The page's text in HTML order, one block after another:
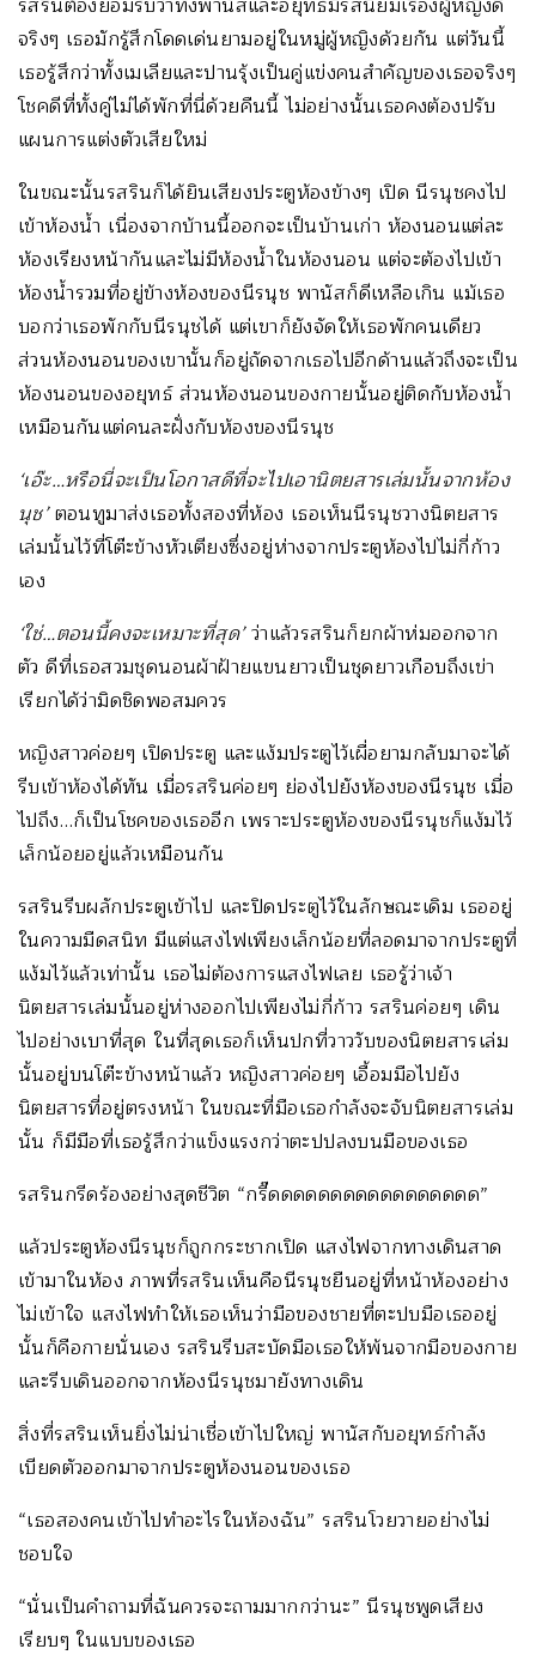
จริงๆ เธอมักรู้สึกโดดเด่นยามอยู่ในหมู่ผู้หญิงด้วยกัน แต่วันนี้
เธอรู้สึกว่าทั้งเมเลียและปานรุ้งเป็นคู่แข่งคนสำคัญของเธอจริงๆ
โชคดีที่ทั้งคู่ไม่ได้พักที่นี่ด้วยคืนนี้ ไม่อย่างนั้นเธอคงต้องปรับ
แผนการแต่งตัวเสียใหม่
ในขณะนั้นรสรินก็ได้ยินเสียงประตูห้องข้างๆ เปิด นีรนุชคงไป
เข้าห้องน้ำ เนื่องจากบ้านนี้ออกจะเป็นบ้านเก่า ห้องนอนแต่ละ
ห้องเรียงหน้ากันและไม่มีห้องน้ำในห้องนอน แต่จะต้องไปเข้า
ห้องน้ำรวมที่อยู่ข้างห้องของนีรนุช พานัสก็ดีเหลือเกิน แม้เธอ
บอกว่าเธอพักกับนีรนุชได้ แต่เขาก็ยังจัดให้เธอพักคนเดียว
ส่วนห้องนอนของเขานั้นก็อยู่ถัดจากเธอไปอีกด้านแล้วถึงจะเป็น
ห้องนอนของอยุทธ์ ส่วนห้องนอนของกายนั้นอยู่ติดกับห้องน้ำ
เหมือนกันแต่คนละฝั่งกับห้องของนีรนุช
‘เอ๊ะ…หรือนี่จะเป็นโอกาสดีที่จะไปเอานิตยสารเล่มนั้นจากห้อง
นุช’ตอนทูมาส่งเธอทั้งสองที่ห้อง เธอเห็นนีรนุชวางนิตยสาร
เล่มนั้นไว้ที่โต๊ะข้างหัวเตียงซึ่งอยู่ห่างจากประตูห้องไปไม่กี่ก้าว
เอง
‘ใช่…ตอนนี้คงจะเหมาะที่สุด’ว่าแล้วรสรินก็ยกผ้าห่มออกจาก
ตัว ดีที่เธอสวมชุดนอนผ้าฝ้ายแขนยาวเป็นชุดยาวเกือบถึงเข่า
เรียกได้ว่ามิดชิดพอสมควร
หญิงสาวค่อยๆ เปิดประตู และแง้มประตูไว้เผื่อยามกลับมาจะได้
รีบเข้าห้องได้ทัน เมื่อรสรินค่อยๆ ย่องไปยังห้องของนีรนุช เมื่อ
ไปถึง…ก็เป็นโชคของเธออีก เพราะประตูห้องของนีรนุชก็แง้มไว้
เล็กน้อยอยู่แล้วเหมือนกัน
รสรินรีบผลักประตูเข้าไป และปิดประตูไว้ในลักษณะเดิม เธออยู่
ในความมืดสนิท มีแต่แสงไฟเพียงเล็กน้อยที่ลอดมาจากประตูที่
แง้มไว้แล้วเท่านั้น เธอไม่ต้องการแสงไฟเลย เธอรู้ว่าเจ้า
นิตยสารเล่มนั้นอยู่ห่างออกไปเพียงไม่กี่ก้าว รสรินค่อยๆ เดิน
ไปอย่างเบาที่สุด ในที่สุดเธอก็เห็นปกที่วาววับของนิตยสารเล่ม
นั้นอยู่บนโต๊ะข้างหน้าแล้ว หญิงสาวค่อยๆ เอื้อมมือไปยัง
นิตยสารที่อยู่ตรงหน้า ในขณะที่มือเธอกำลังจะจับนิตยสารเล่ม
นั้น ก็มีมือที่เธอรู้สึกว่าแข็งแรงกว่าตะปปลงบนมือของเธอ
รสรินกรีดร้องอย่างสุดชีวิต “กรี๊ดดดดดดดดดดดดดดดดด”
แล้วประตูห้องนีรนุชก็ถูกกระชากเปิด แสงไฟจากทางเดินสาด
เข้ามาในห้อง ภาพที่รสรินเห็นคือนีรนุชยืนอยู่ที่หน้าห้องอย่าง
ไม่เข้าใจ แสงไฟทำให้เธอเห็นว่ามือของชายที่ตะปบมือเธออยู่
นั้นก็คือกายนั่นเอง รสรินรีบสะบัดมือเธอให้พ้นจากมือของกาย
และรีบเดินออกจากห้องนีรนุชมายังทางเดิน
สิ่งที่รสรินเห็นยิ่งไม่น่าเชื่อเข้าไปใหญ่ พานัสกับอยุทธ์กำลัง
เบียดตัวออกมาจากประตูห้องนอนของเธอ
“เธอสองคนเข้าไปทำอะไรในห้องฉัน” รสรินโวยวายอย่างไม่
ชอบใจ
“นั่นเป็นคำถามที่ฉันควรจะถามมากกว่านะ” นีรนุชพูดเสียง
เรียบๆ ในแบบของเธอ